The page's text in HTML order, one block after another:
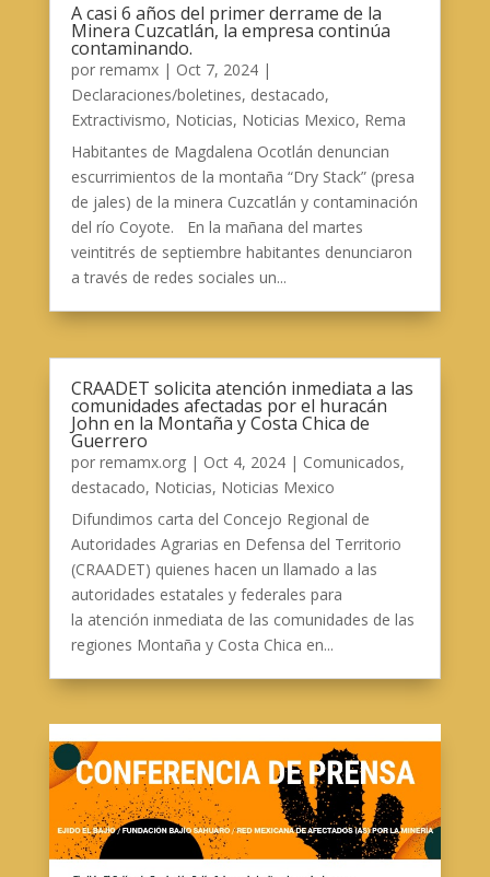
A casi 6 años del primer derrame de la
Minera Cuzcatlán, la empresa continúa
contaminando.
por remamx| Oct 7, 2024|
Declaraciones/boletines, destacado,
Extractivismo, Noticias, Noticias Mexico, Rema
Habitantes de Magdalena Ocotlán denuncian
escurrimientos de la montaña “Dry Stack” (presa
de jales) de la minera Cuzcatlán y contaminación
del río Coyote. En la mañana del martes
veintitrés de septiembre habitantes denunciaron
a través de redes sociales un...
CRAADET solicita atención inmediata a las
comunidades afectadas por el huracán
John en la Montaña y Costa Chica de
Guerrero
por remamx.org| Oct 4, 2024| Comunicados,
destacado, Noticias, Noticias Mexico
Difundimos carta del Concejo Regional de
Autoridades Agrarias en Defensa del Territorio
(CRAADET) quienes hacen un llamado a las
autoridades estatales y federales para
la atención inmediata de las comunidades de las
regiones Montaña y Costa Chica en...